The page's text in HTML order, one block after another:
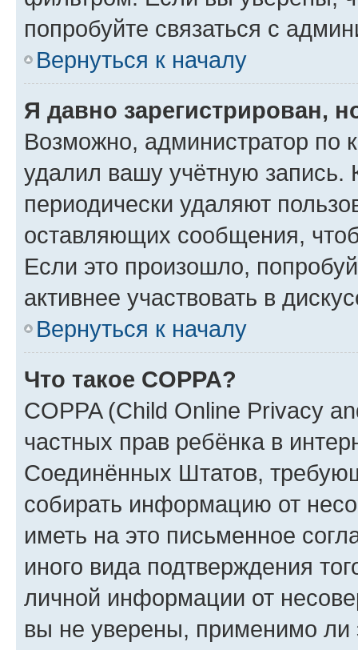
попробуйте связаться с
Вернуться к началу
Я давно зарегистрирован,
Возможно, администратор по
удалил вашу учётную запись.
периодически удаляют
оставляющих сообщения,
Если это произошло,
активнее участвовать в
Вернуться к началу
Что такое COPPA?
COPPA (Child Online Privacy
частных прав ребёнка в
Соединённых Штатов,
собирать информацию от
иметь на это письменное
иного вида подтверждения
личной информации от
вы не уверены, применимо ли